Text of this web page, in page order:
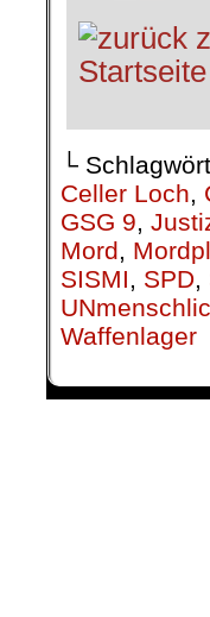
└
Celler Loch,
GSG 9,
Mord,
SISMI,SPD,